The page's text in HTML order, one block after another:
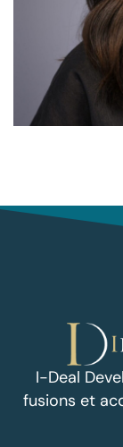
I-Deal
fusions et